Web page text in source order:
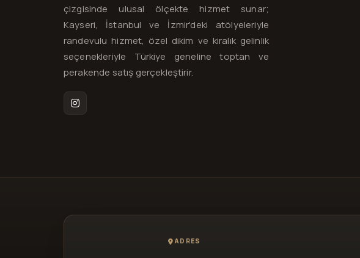
çizgisinde ulusal ölçekte hizmet sunar;
Kayseri, İstanbul ve İzmir'deki atölyeleriyle
randevulu hizmet, özel dikim ve kiralık gelinlik
seçenekleriyle Türkiye geneline toptan ve
perakende satış gerçekleştirir.
Instagram
ADRES